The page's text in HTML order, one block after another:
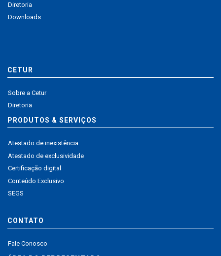
Diretoria
Downloads
CETUR
Sobre a Cetur
Diretoria
PRODUTOS & SERVIÇOS
Atestado de inexistência
Atestado de exclusividade
Certificação digital
Conteúdo Exclusivo
SEGS
CONTATO
Fale Conosco